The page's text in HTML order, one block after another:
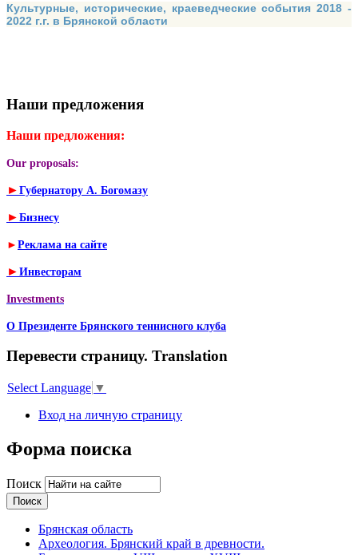
Культурные, исторические, краеведческие события 2018 -
2022 г.г. в Брянской области
Наши предложения
Наши предложения:
Our proposals:
► Губернатору А. Богомазу
► Бизнесу
► Реклама на сайте
► Инвесторам
Investments
О Президенте Брянского теннисного клуба
Перевести страницу. Translation
Select Language ▼
Вход на личную страницу
Форма поиска
Поиск
Брянская область
Археология. Брянский край в древности.